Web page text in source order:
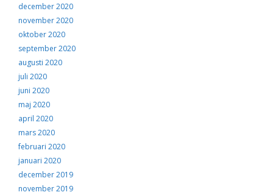
december 2020
november 2020
oktober 2020
september 2020
augusti 2020
juli 2020
juni 2020
maj 2020
april 2020
mars 2020
februari 2020
januari 2020
december 2019
november 2019